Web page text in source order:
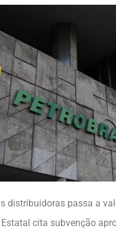
distribuidoras passa a
cita subvenção